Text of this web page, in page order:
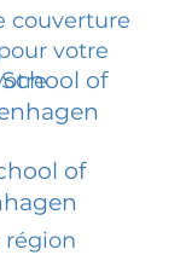
couverture
votre
of
of
région